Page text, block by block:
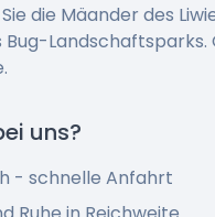
die Mäander des
Bug-Landschaftsparks.
uns?
- schnelle Anfahrt